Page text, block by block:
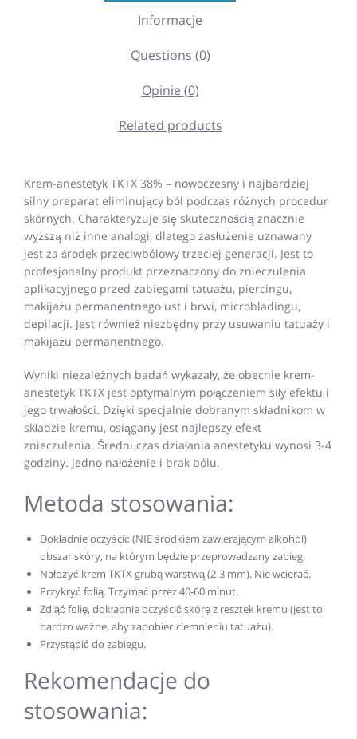
Informacje
Questions (0)
Opinie (0)
Related products
Krem-anestetyk TKTX 38% – nowoczesny i najbardziej
silny preparat eliminujący ból podczas różnych procedur
skórnych. Charakteryzuje się skutecznością znacznie
wyższą niż inne analogi, dlatego zasłużenie uznawany
jest za środek przeciwbólowy trzeciej generacji. Jest to
profesjonalny produkt przeznaczony do znieczulenia
aplikacyjnego przed zabiegami tatuażu, piercingu,
makijażu permanentnego ust i brwi, microbladingu,
depilacji. Jest również niezbędny przy usuwaniu tatuaży i
makijażu permanentnego.
Wyniki niezależnych badań wykazały, że obecnie krem-
anestetyk TKTX jest optymalnym połączeniem siły efektu i
jego trwałości. Dzięki specjalnie dobranym składnikom w
składzie kremu, osiągany jest najlepszy efekt
znieczulenia. Średni czas działania anestetyku wynosi 3-4
godziny. Jedno nałożenie i brak bólu.
Metoda stosowania:
Dokładnie oczyścić (NIE środkiem zawierającym alkohol)
obszar skóry, na którym będzie przeprowadzany zabieg.
Nałożyć krem TKTX grubą warstwą (2-3 mm). Nie wcierać.
Przykryć folią. Trzymać przez 40-60 minut.
Zdjąć folię, dokładnie oczyścić skórę z resztek kremu (jest to
bardzo ważne, aby zapobiec ciemnieniu tatuażu).
Przystąpić do zabiegu.
Rekomendacje do
stosowania: